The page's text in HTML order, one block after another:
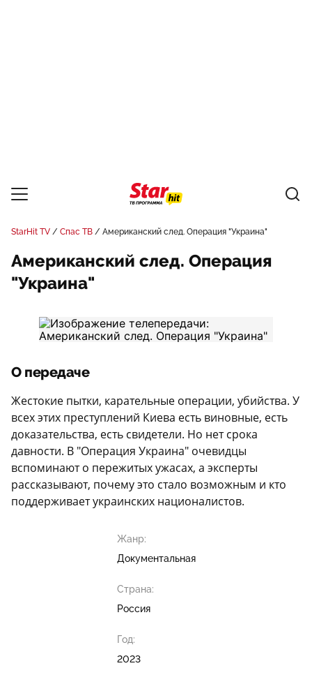
StarHit TV Спас ТВ Американский след. Операция "Украина"
Американский след. Операция
"Украина"
О передаче
Жестокие пытки, карательные операции, убийства. У
всех этих преступлений Киева есть виновные, есть
доказательства, есть свидетели. Но нет срока
давности. В "Операция Украина" очевидцы
вспоминают о пережитых ужасах, а эксперты
рассказывают, почему это стало возможным и кто
поддерживает украинских националистов.
Жанр:
Документальная
Страна:
Россия
Год:
2023